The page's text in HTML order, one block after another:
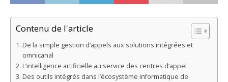
Contenu de l'article
De la simple gestion d’appels aux solutions intégrées et
omnicanal
L’intelligence artificielle au service des centres d’appel
Des outils intégrés dans l’écosystème informatique de